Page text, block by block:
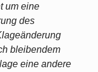
um eine
des
bleibendem
eine andere